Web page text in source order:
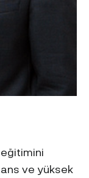
eğitimini
ve yüksek